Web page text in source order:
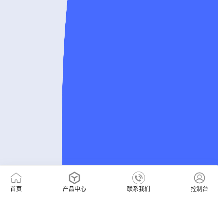
首页 产品中心 联系我们 控制台